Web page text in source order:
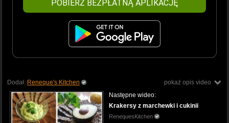
POBIERZ BEZPŁATNĄ APLIKACJĘ
pokaż opis video
Dodał: Reneque's Kitchen
Następne wideo:
Krakersy z marchewki i cukinii
RenequesKitchen